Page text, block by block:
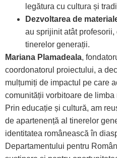
legătura cu cultura și
Dezvoltarea de
au sprijinit atât
tinerelor generații.
Mariana Plamadeala,
coordonatorul proiectului, a
mulțumiți de impactul pe care
comunității vorbitoare de
Prin educație și cultură, am
de apartenență al tinerelor
identitatea românească în
Departamentului pentru